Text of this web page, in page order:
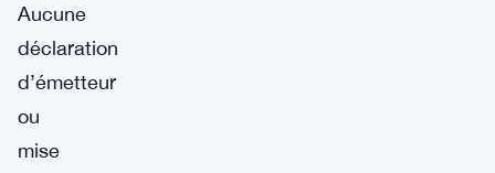
Aucune
déclaration
d’émetteur
ou
mise